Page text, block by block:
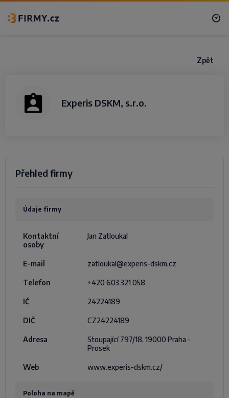
Zpět
Experis DSKM, s.r.o.
Přehled firmy
Údaje firmy
Kontaktní
osoby
Jan Zatloukal
E-mail zatloukal@experis-dskm.cz
Telefon +420 603 321 058
IČ 24224189
DIČ CZ24224189
Adresa
Stoupající 797/18, 19000 Praha -
Prosek
Web www.experis-dskm.cz/
Poloha na mapě